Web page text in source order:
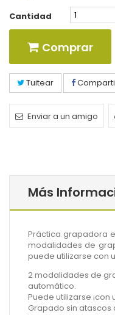
Cantidad
Comprar
Tuitear
Enviar a un amigo
Más
Práctica grapadora
modalidades de
puede utilizarse con
2modalidades de
automático.
Puede utilizarse ¡con
Grapado sin atascos